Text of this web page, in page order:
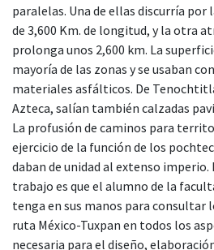
paralelas. Una de ellas discurría por
de 3,600 Km. de longitud, y la otra
prolonga unos 2,600 km. La
mayoría de las zonas y se usaban
materiales asfálticos. De
Azteca, salían también calzadas
La profusión de caminos para
ejercicio de la función de los
daban de unidad al extenso
trabajo es que el alumno de la
tenga en sus manos para consultar
ruta México-Tuxpan en todos los
necesaria para el diseño,